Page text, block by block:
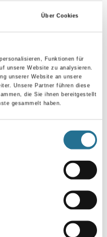
Über Cookies
Funktionen für
unsere Website zu analysieren.
unserer Website an unsere
Unsere Partner führen diese
die Sie ihnen bereitgestellt
gesammelt haben.